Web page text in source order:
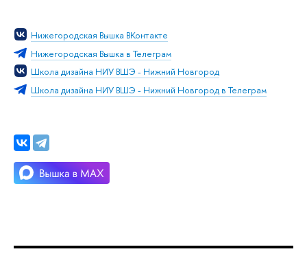
Нижегородская Вышка ВКонтакте
Нижегородская Вышка в Телеграм
Школа дизайна НИУ ВШЭ - Нижний Новгород
Школа дизайна НИУ ВШЭ - Нижний Новгород в Телеграм